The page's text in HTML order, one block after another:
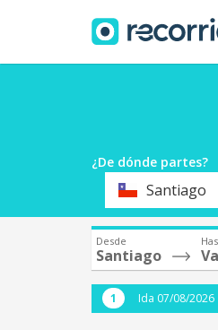
¿De dónde partes?
OrigenSantiago
Desde
Santiago
Ida 07/08/2026